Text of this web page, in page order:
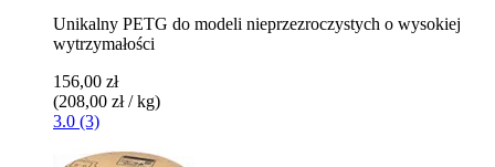
Unikalny PETG do modeli nieprzezroczystych o wysokiej
wytrzymałości
156,00 zł
(208,00 zł / kg)
3.0 (3)